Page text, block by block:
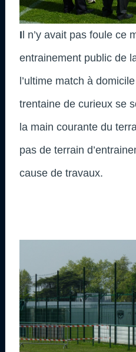
I l n’y avait pas foule ce
entrainement public de
l’ultime match à
trentaine de curieux se
la main courante du
pas de terrain
cause de travaux.